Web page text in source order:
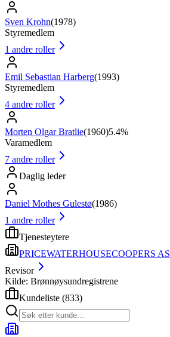
Sven Krohn(1978)
Styremedlem
1 andre roller
Emil Sebastian Harberg(1993)
Styremedlem
4 andre roller
Morten Olgar Bratlie(1960)5.4%
Varamedlem
7 andre roller
Daglig leder
Daniel Mothes Gulestø(1986)
1 andre roller
Tjenesteytere
PRICEWATERHOUSECOOPERS AS
Revisor
Kilde: Brønnøysundregistrene
Kundeliste (833)